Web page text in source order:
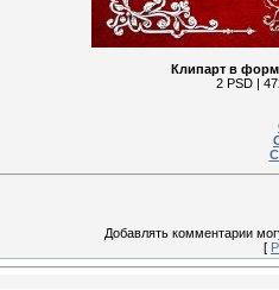
Клипарт в
2 PSD |
Добавлять комментарии
[